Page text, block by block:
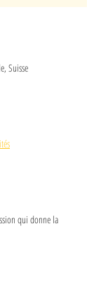
Suisse
qui donne la